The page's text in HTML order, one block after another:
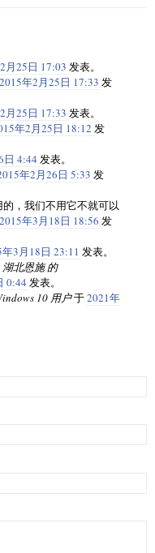
月25日 17:03 发表。
2015年2月25日 17:33 发
月25日 17:33 发表。
年2月25日 18:12 发
日 4:44 发表。
年2月26日 5:33 发
，我们不用它不就可以
2015年3月18日 18:56 发
3月18日 23:11 发表。
湖北恩施 的
0:44 发表。
10 用户于2021年